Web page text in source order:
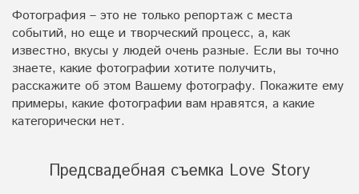
Фотография – это не только репортаж с места
событий, но еще и творческий процесс, а, как
известно, вкусы у людей очень разные. Если вы точно
знаете, какие фотографии хотите получить,
расскажите об этом Вашему фотографу. Покажите ему
примеры, какие фотографии вам нравятся, а какие
категорически нет.
Предсвадебная съемка Love Story